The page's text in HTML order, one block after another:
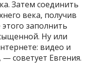
Затем соединить
века, получив
заполнить
Ну или
видео и
советует Евгения.